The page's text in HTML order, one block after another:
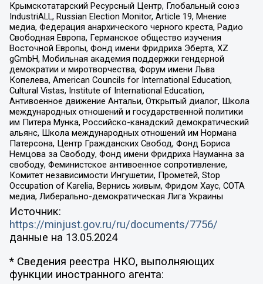
Крымскотатарский Ресурсный Центр, Глобальный союз
IndustriALL, Russian Election Monitor, Article 19, Мнение
медиа, Федерация анархического черного креста, Радио
Свободная Европа, Германское общество изучения
Восточной Европы, Фонд имени Фридриха Эберта, XZ
gGmbH, Мобильная академия поддержки гендерной
демократии и миротворчества, Форум имени Льва
Копелева, American Councils for International Education,
Cultural Vistas, Institute of International Education,
Антивоенное движение Антальи, Открытый диалог, Школа
международных отношений и государственной политики
им Питера Мунка, Российско-канадский демократический
альянс, Школа международных отношений им Нормана
Патерсона, Центр Гражданских Свобод, Фонд Бориса
Немцова за Свободу, Фонд имени Фридриха Науманна за
свободу, Феминистское антивоенное сопротивление,
Комитет независимости Ингушетии, Прометей, Stop
Occupation of Karelia, Вернись живым, Фридом Хаус, СОТА
медиа, Либерально-демократическая Лига Украины
Источник:
https://minjust.gov.ru/ru/documents/7756/
данные на 13.05.2024
* Сведения реестра НКО, выполняющих
функции иностранного агента: